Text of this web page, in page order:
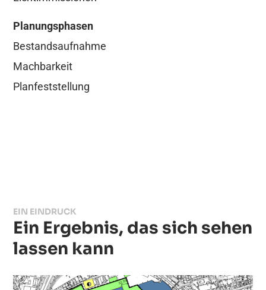
Planungsphasen
Bestandsaufnahme
Machbarkeit
Planfeststellung
EIN EINDRUCK
Ein Ergebnis, das sich sehen
lassen kann